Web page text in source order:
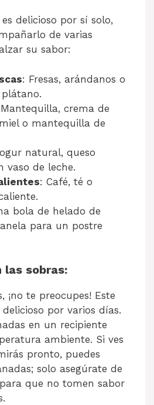
delicioso por sí solo,
de varias
su sabor:
: Fresas, arándanos o
crema de
o mantequilla de
natural, queso
vaso de leche.
: Café, té o
bola de helado de
para un postre
las sobras:
¡no te preocupes! Este
por varios días.
en un recipiente
ambiente. Si ves
pronto, puedes
solo asegúrate de
que no tomen sabor